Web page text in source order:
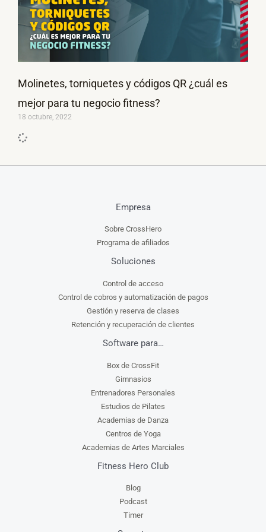
Molinetes, torniquetes y códigos QR ¿cuál es
mejor para tu negocio fitness?
18 octubre, 2022
Empresa
Sobre CrossHero
Programa de afiliados
Soluciones
Control de acceso
Control de cobros y automatización de pagos
Gestión y reserva de clases
Retención y recuperación de clientes
Software para…
Box de CrossFit
Gimnasios
Entrenadores Personales
Estudios de Pilates
Academias de Danza
Centros de Yoga
Academias de Artes Marciales
Fitness Hero Club
Blog
Podcast
Timer